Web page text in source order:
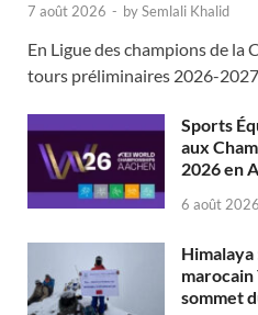
7 août 2026 - bySemlali Khalid
En Ligue des champions de la
tours préliminaires 2026-
Sports
aux
2026 en
6 août 2026
Himalaya
marocain
sommet